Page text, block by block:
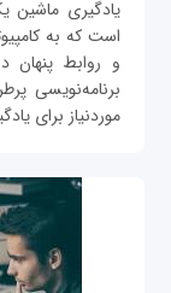
یادگیری
است که به
و روابط پنهان
برنامه‌نویسی
موردنیاز برای